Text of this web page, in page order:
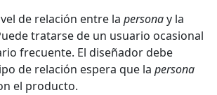
de relación entre la personay la
tratarse de un usuario ocasional
frecuente. El diseñador debe
de relación espera que la persona
el producto.